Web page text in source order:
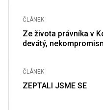
ČLÁNEK
Ze života právníka v
devátý,
ČLÁNEK
ZEPTALI JSME SE